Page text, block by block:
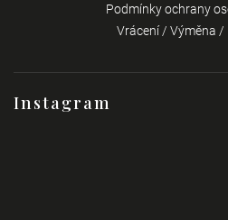
Instagram
Podmínky ochrany
Vrácení / Výměna /